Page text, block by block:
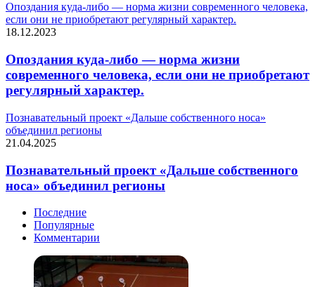
Опоздания куда-либо — норма жизни современного человека,
если они не приобретают регулярный характер.
18.12.2023
Опоздания куда-либо — норма жизни
современного человека, если они не приобретают
регулярный характер.
Познавательный проект «Дальше собственного носа»
объединил регионы
21.04.2025
Познавательный проект «Дальше собственного
носа» объединил регионы
Последние
Популярные
Комментарии